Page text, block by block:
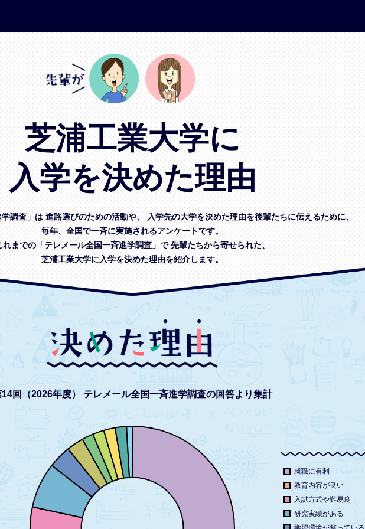
芝浦工業大学に
入学を決めた理由
調査」は進路選びのための活動や、入学先の大学を決めた理由を後輩たちに伝えるために、
毎年、全国で一斉に実施されるアンケートです。
れまでの「テレメール全国一斉進学調査」で先輩たちから寄せられた、
芝浦工業大学に入学を決めた理由を紹介します。
回（2026年度） テレメール全国一斉進学調査の回答より集計
就職に有利
教育内容が良い
入試方式や難易度
研究実績がある